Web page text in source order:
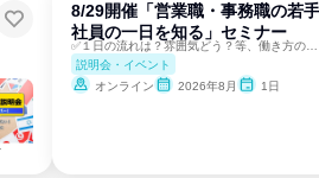
8/29開催「営業職・事務職の若手
社員の一日を知る」セミナー
説明会・イベント
オンライン
2026年8月 1日